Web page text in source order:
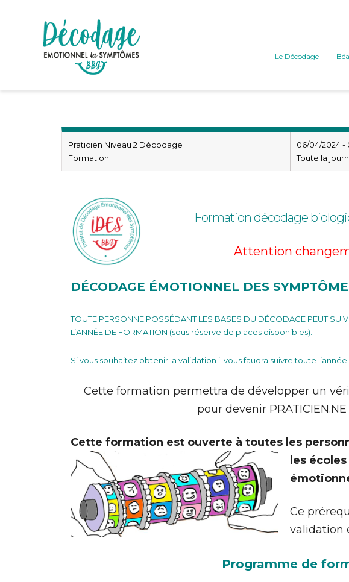
Le Décodage
Praticien Niveau 2 Décodage
Formation
06/04/2024 -
Toute la
Formation décodage
Attention
DÉCODAGE ÉMOTIONNEL DES
TOUTE PERSONNE POSSÉDANT LES BASES DU DÉCODAGE PEUT
L’ANNÉE DE FORMATION (sous réserve de places disponibles).
Si vous souhaitez obtenir la validation il vous faudra suivre toute
Cette formation permettra de développer un
pour devenir
Cette formation est ouverte à toutes les
les
Ce
validation
Programme de